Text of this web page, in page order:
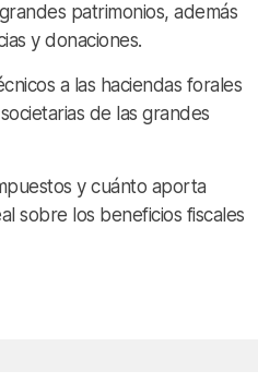
patrimonios, además
y donaciones.
a las haciendas forales
de las grandes
y cuánto aporta
sobre los beneficios fiscales